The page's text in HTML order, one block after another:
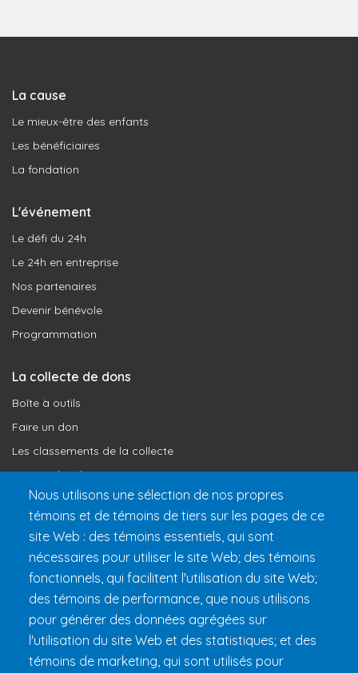
La cause
Le mieux-être des enfants
Les bénéficiaires
La fondation
L'événement
Le défi du 24h
Le 24h en entreprise
Nos partenaires
Devenir bénévole
Programmation
La collecte de dons
Boîte à outils
Faire un don
Les classements de la collecte
Où vont les dons
Le programme de reconnaissance
Préparer son 24h
Informations pratiques
FAQ et règlements
Nous utilisons une sélection de nos propres
témoins et de témoins de tiers sur les pages de ce
site Web : des témoins essentiels, qui sont
nécessaires pour utiliser le site Web; des témoins
fonctionnels, qui facilitent l'utilisation du site Web;
des témoins de performance, que nous utilisons
pour générer des données agrégées sur
l'utilisation du site Web et des statistiques; et des
témoins de marketing, qui sont utilisés pour